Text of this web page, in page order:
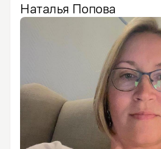
Наталья Попова